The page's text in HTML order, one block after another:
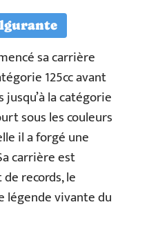
sa carrière
125cc avant
la catégorie
sous les couleurs
il a forgé une
carrière est
records, le
légende vivante du